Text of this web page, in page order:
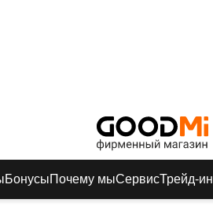
БонусыПочему мыСервисТрейд-ин